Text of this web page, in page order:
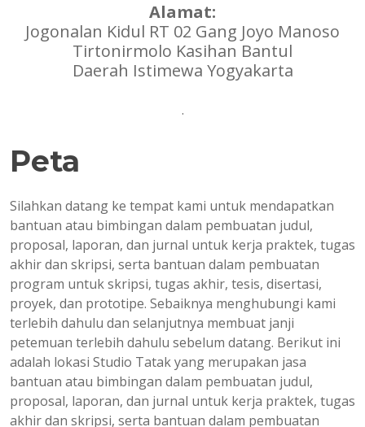
Alamat:
Jogonalan Kidul RT 02 Gang Joyo Manoso
Tirtonirmolo Kasihan Bantul
Daerah Istimewa Yogyakarta
.
Peta
Silahkan datang ke tempat kami untuk mendapatkan
bantuan atau bimbingan dalam pembuatan judul,
proposal, laporan, dan jurnal untuk kerja praktek, tugas
akhir dan skripsi, serta bantuan dalam pembuatan
program untuk skripsi, tugas akhir, tesis, disertasi,
proyek, dan prototipe. Sebaiknya menghubungi kami
terlebih dahulu dan selanjutnya membuat janji
petemuan terlebih dahulu sebelum datang. Berikut ini
adalah lokasi Studio Tatak yang merupakan jasa
bantuan atau bimbingan dalam pembuatan judul,
proposal, laporan, dan jurnal untuk kerja praktek, tugas
akhir dan skripsi, serta bantuan dalam pembuatan